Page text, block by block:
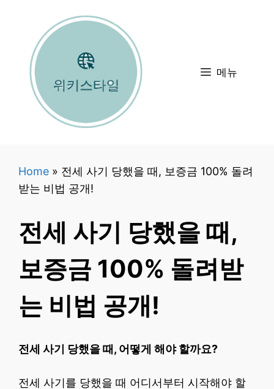
메뉴
Home » 전세 사기 당했을 때, 보증금 100% 돌려
받는 비법 공개!
전세 사기 당했을 때,
보증금 100% 돌려받
는 비법 공개!
전세 사기 당했을 때, 어떻게 해야 할까요?
전세 사기를 당했을 때 어디서부터 시작해야 할